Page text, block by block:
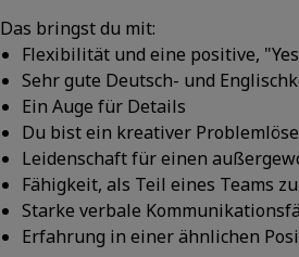
Das bringst du mit:
Flexibilität und eine positive,
Sehr gute Deutsch- und
Ein Auge für Details
Du bist ein kreativer
Leidenschaft für einen
Fähigkeit, als Teil eines Teams
Starke verbale
Erfahrung in einer ähnlichen